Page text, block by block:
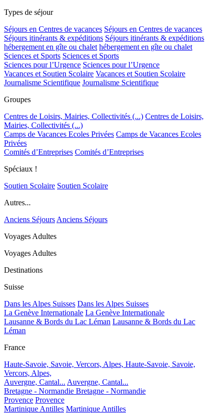
Types de séjour
Séjours en Centres de vacances Séjours en Centres de vacances
Séjours itinérants & expéditions Séjours itinérants & expéditions
hébergement en gîte ou chalet hébergement en gîte ou chalet
Sciences et Sports Sciences et Sports
Sciences pour l’Urgence Sciences pour l’Urgence
Vacances et Soutien Scolaire Vacances et Soutien Scolaire
Journalisme Scientifique Journalisme Scientifique
Groupes
Centres de Loisirs, Mairies, Collectivités (...) Centres de Loisirs,
Mairies, Collectivités (...)
Camps de Vacances Ecoles Privées Camps de Vacances Ecoles
Privées
Comités d’Entreprises Comités d’Entreprises
Spéciaux !
Soutien Scolaire Soutien Scolaire
Autres...
Anciens Séjours Anciens Séjours
Voyages Adultes
Voyages Adultes
Destinations
Suisse
Dans les Alpes Suisses Dans les Alpes Suisses
La Genève Internationale La Genève Internationale
Lausanne & Bords du Lac Léman Lausanne & Bords du Lac
Léman
France
Haute-Savoie, Savoie, Vercors, Alpes, Haute-Savoie, Savoie,
Vercors, Alpes,
Auvergne, Cantal... Auvergne, Cantal...
Bretagne - Normandie Bretagne - Normandie
Provence Provence
Martinique Antilles Martinique Antilles